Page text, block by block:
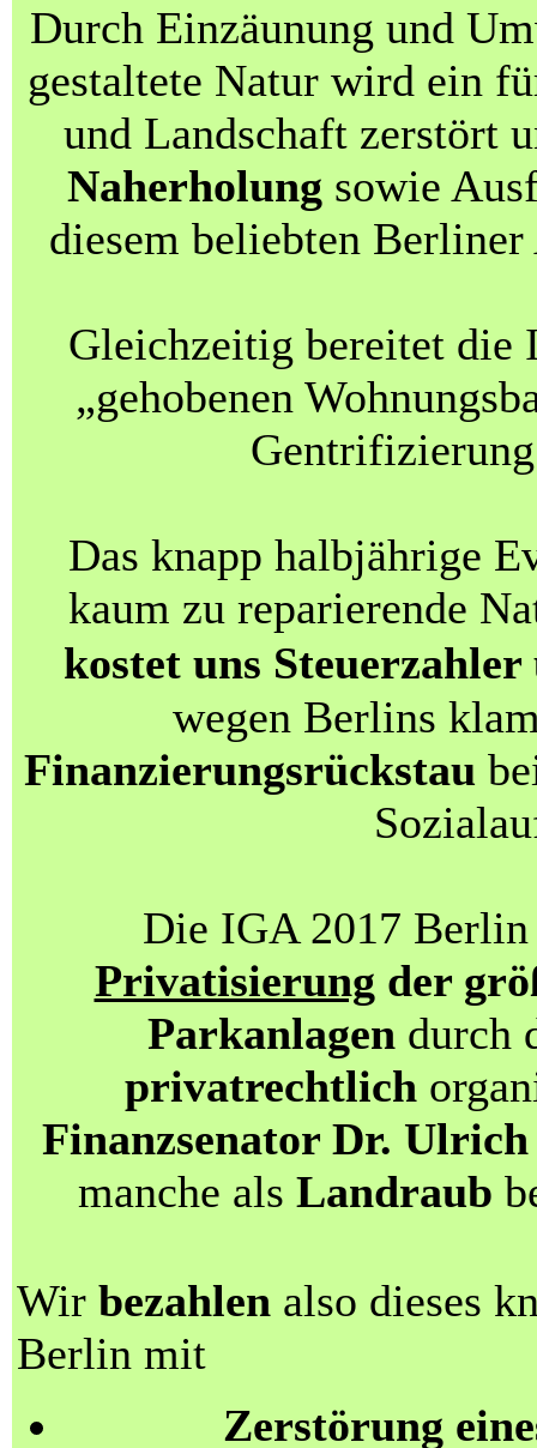
Durch Einzäunung und
gestaltete Natur wird ein
und Landschaft zerstört
Naherholung sowie
diesem beliebten
Gleichzeitig bereitet die
„gehobenen
Das knapp halbjährige
kaum zu reparierende
kostet uns
wegen Berlins
Finanzierungsrückstau
Die IGA 2017
Privatisierung der
Parkanlagendurch
privatrechtlich
Finanzsenator Dr.
manche als Landraub
Wir bezahlen also dieses
Berlin mit
Zerstörung